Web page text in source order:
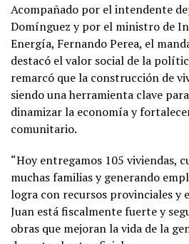
Acompañado por el intendente
Domínguez y por el ministro de
Energía, Fernando Perea, el
destacó el valor social de la
remarcó que la construcción de
siendo una herramienta clave
dinamizar la economía y
comunitario.
“Hoy entregamos 105 viviendas,
muchas familias y generando
logra con recursos provinciales y
Juan está fiscalmente fuerte y
obras que mejoran la vida de la